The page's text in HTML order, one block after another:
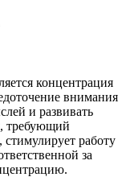
концентрация
внимания
и развивать
требующий
работу
за